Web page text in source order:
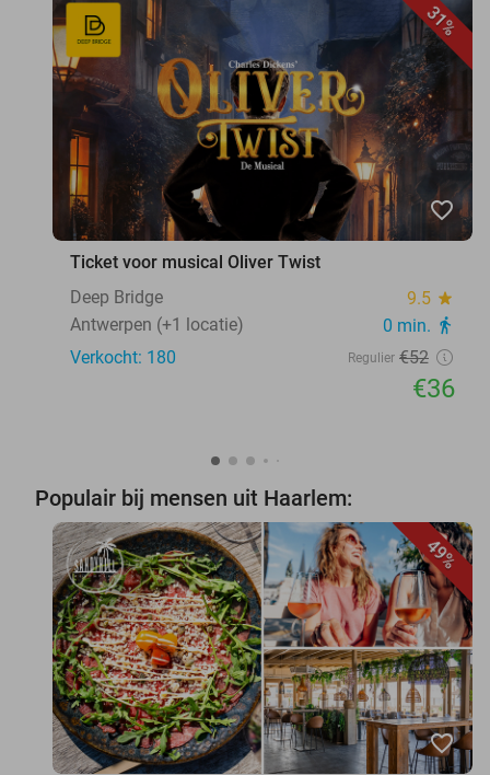
31%
favorite_border
Ticket voor musical Oliver Twist
Deep Bridge
9.5 star
Antwerpen (+1 locatie) 0 min. directions_walk
Verkocht: 180 Regulier €52
€36
Populair bij mensen uit Haarlem:
49%
favorite_border